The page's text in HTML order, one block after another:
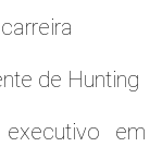
de Hunting
em